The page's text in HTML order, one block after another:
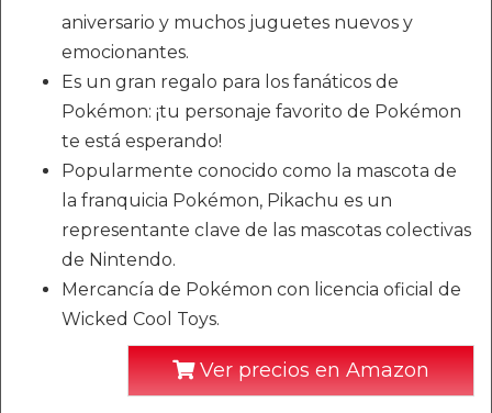
aniversario y muchos juguetes nuevos y
emocionantes.
Es un gran regalo para los fanáticos de
Pokémon: ¡tu personaje favorito de Pokémon
te está esperando!
Popularmente conocido como la mascota de
la franquicia Pokémon, Pikachu es un
representante clave de las mascotas colectivas
de Nintendo.
Mercancía de Pokémon con licencia oficial de
Wicked Cool Toys.
Ver precios en Amazon